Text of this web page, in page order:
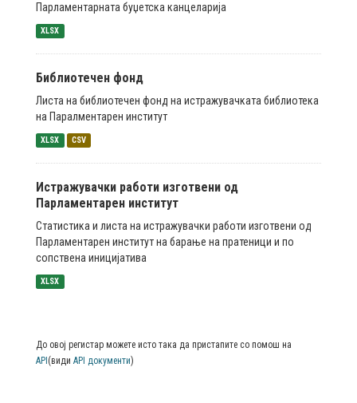
Парламентарната буџетска канцеларија
XLSX
Библиотечен фонд
Листа на библиотечен фонд на истражувачката библиотека
на Паралментарен институт
XLSX CSV
Истражувачки работи изготвени од
Парламентарен институт
Статистика и листа на истражувачки работи изготвени од
Парламентарен институт на барање на пратеници и по
сопствена иницијатива
XLSX
До овој регистар можете исто така да пристапите со помош на
API (види API документи)